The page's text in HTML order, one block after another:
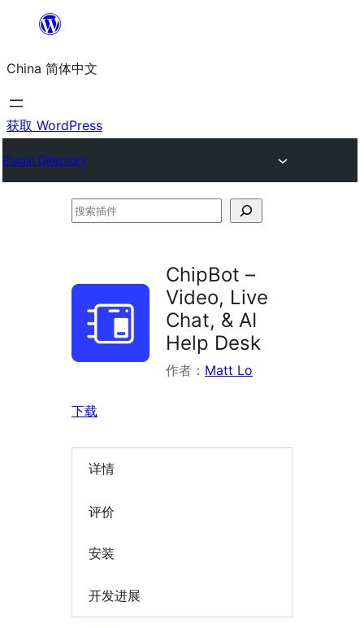
内
容
China 简体中文
获取 WordPress
Plugin Directory
搜
件
ChipBot –
Video, Live
Chat, & AI
Help Desk
作者： Matt Lo
下载
详情
评价
安装
开发进展